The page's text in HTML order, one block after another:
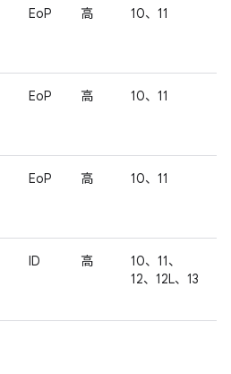
EoP 高 10、11
EoP 高 10、11
EoP 高 10、11
ID 高
10、11、
12、12L、13